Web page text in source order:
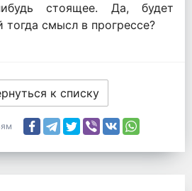
стоящее. Да, будет
тогда смысл в прогрессе?
к списку